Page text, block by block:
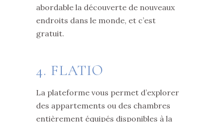
abordable la découverte de nouveaux
endroits dans le monde, et c’est
gratuit.
4. FLATIO
La plateforme vous permet d’explorer
des appartements ou des chambres
entièrement équipés disponibles à la